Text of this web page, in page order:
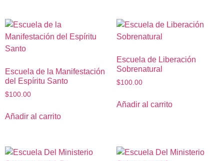
Escuela de la Manifestación
del Espíritu Santo
$100.00
Añadir al carrito
Escuela de Liberación
Sobrenatural
$100.00
Añadir al carrito